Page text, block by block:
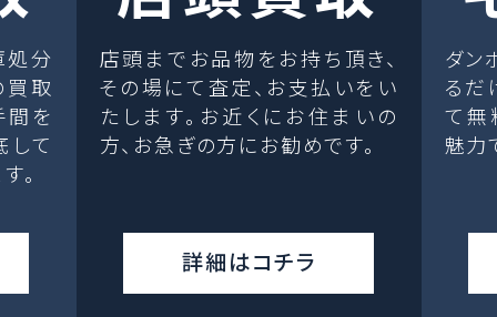
処分
取
間を
して
。
店頭までお品物をお持ち頂き、
その場にて査定、お支払いをい
たします。お近くにお住まいの
方、お急ぎの方にお勧めです。
詳細はコチラ
ダン
るだ
て無
魅力